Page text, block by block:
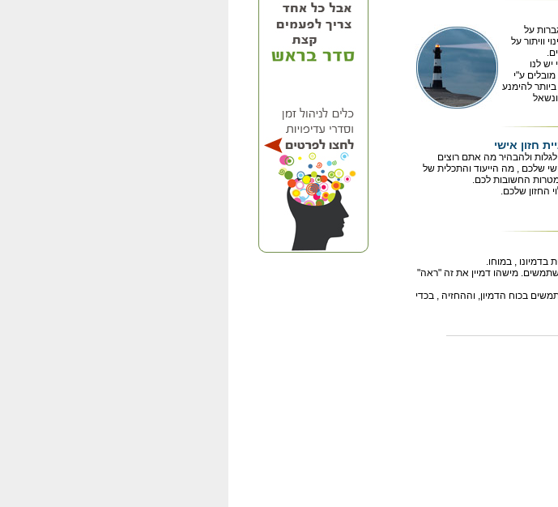
על
וויתור על
יש לנו
מובלים ע"י
להימנע
חזון אישי
ולהבהיר מה אתם רוצים
שלכם , מה הייעוד והתכלית של
החשובות לכם.
החזון שלכם.
בדמיונו , במוחו.
מישהו דמיין את זה "ראה"
בכוח הדמיון, וההחזיה , בכדי